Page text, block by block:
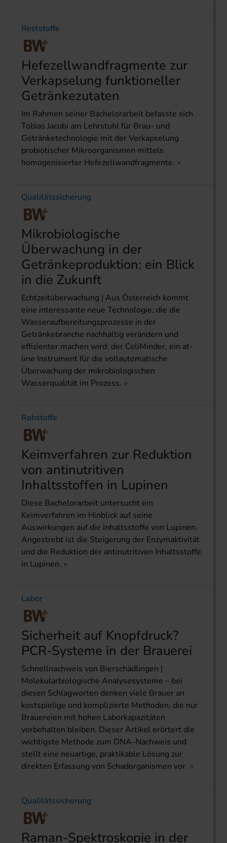
Reststoffe
Hefezellwandfragmente zur
Verkapselung funktioneller
Getränkezutaten
Im Rahmen seiner Bachelorarbeit befasste sich
Tobias Jacobi am Lehrstuhl für Brau- und
Getränketechnologie mit der Verkapselung
probiotischer Mikroorganismen mittels
homogenisierter Hefezellwandfragmente.
Qualitätssicherung
Mikrobiologische
Überwachung in der
Getränkeproduktion: ein Blick
in die Zukunft
Echtzeitüberwachung | Aus Österreich kommt
eine interessante neue Technologie, die die
Wasseraufbereitungsprozesse in der
Getränkebranche nachhaltig verändern und
effizienter machen wird: der ColiMinder, ein at-
line Instrument für die vollautomatische
Überwachung der mikrobiologischen
Wasserqualität im Prozess.
Rohstoffe
Keimverfahren zur Reduktion
von antinutritiven
Inhaltsstoffen in Lupinen
Diese Bachelorarbeit untersucht ein
Keimverfahren im Hinblick auf seine
Auswirkungen auf die Inhaltsstoffe von Lupinen.
Angestrebt ist die Steigerung der Enzymaktivität
und die Reduktion der antinutritiven Inhaltsstoffe
in Lupinen.
Labor
Sicherheit auf Knopfdruck?
PCR-Systeme in der Brauerei
Schnellnachweis von Bierschädlingen |
Molekularbiolo­gische Analysesysteme – bei
diesen Schlagworten denken viele Brauer an
kostspielige und komplizierte Methoden, die nur
Braue­reien mit hohen Laborkapazitäten
vorbehalten bleiben. Dieser Artikel erörtert die
wichtigste Methode zum DNA-Nachweis und
stellt eine neuartige, praktikable Lösung zur
direkten Erfassung von Schadorganismen vor.
Qualitätssicherung
Raman-Spektroskopie in der